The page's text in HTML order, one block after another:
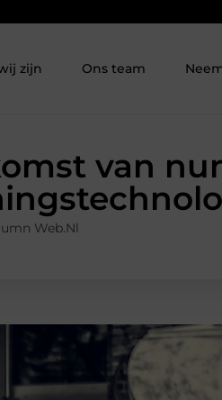
zijn Ons team
van
Web.nl